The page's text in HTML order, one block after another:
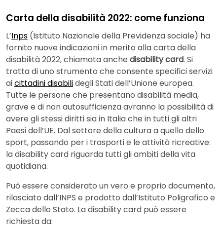
Carta della disabilità 2022: come funziona
L’Inps (Istituto Nazionale della Previdenza sociale) ha
fornito nuove indicazioni in merito alla carta della
disabilità 2022, chiamata anche disability card. Si
tratta di uno strumento che consente specifici servizi
aicittadini disabilidegli Stati dell’Unione europea.
Tutte le persone che presentano disabilità media,
grave e di non autosufficienza avranno la possibilità di
avere gli stessi diritti sia in Italia che in tutti gli altri
Paesi dell’UE. Dal settore della cultura a quello dello
sport, passando per i trasporti e le attività ricreative:
la disability card riguarda tutti gli ambiti della vita
quotidiana.
Può essere considerato un vero e proprio documento,
rilasciato dall’INPS e prodotto dall’Istituto Poligrafico e
Zecca dello Stato. La disability card può essere
richiesta da: